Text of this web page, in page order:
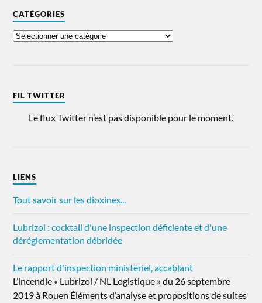
CATÉGORIES
FIL TWITTER
Le flux Twitter n’est pas disponible pour le moment.
LIENS
Tout savoir sur les dioxines...
Lubrizol : cocktail d'une inspection déficiente et d'une
déréglementation débridée
Le rapport d'inspection ministériel, accablant
L’incendie « Lubrizol / NL Logistique » du 26 septembre
2019 à Rouen Éléments d’analyse et propositions de suites